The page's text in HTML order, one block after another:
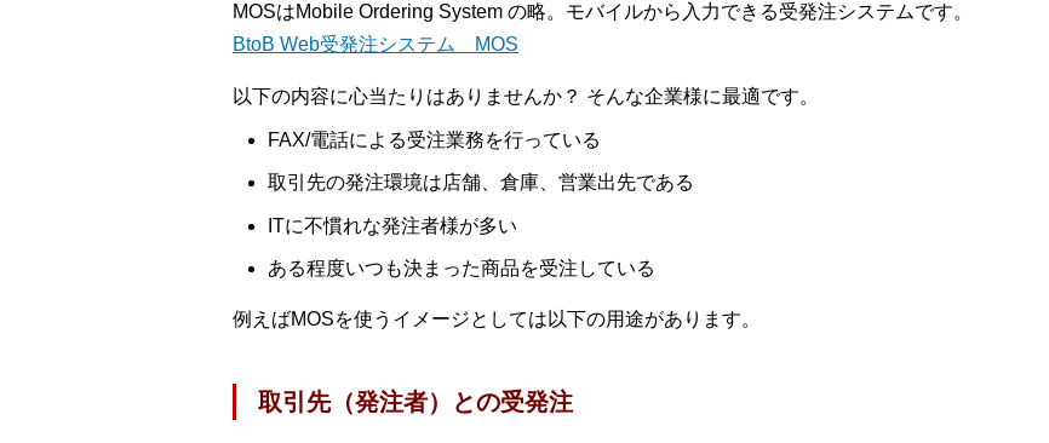
MOSはMobile Ordering System の略。モバイルから入力できる受発注システムです。
BtoB Web受発注システム MOS
以下の内容に心当たりはありませんか？ そんな企業様に最適です。
FAX/電話による受注業務を行っている
取引先の発注環境は店舗、倉庫、営業出先である
ITに不慣れな発注者様が多い
ある程度いつも決まった商品を受注している
例えばMOSを使うイメージとしては以下の用途があります。
取引先（発注者）との受発注